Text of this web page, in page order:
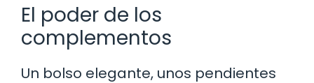
El poder de los
complementos
Un bolso elegante, unos pendientes